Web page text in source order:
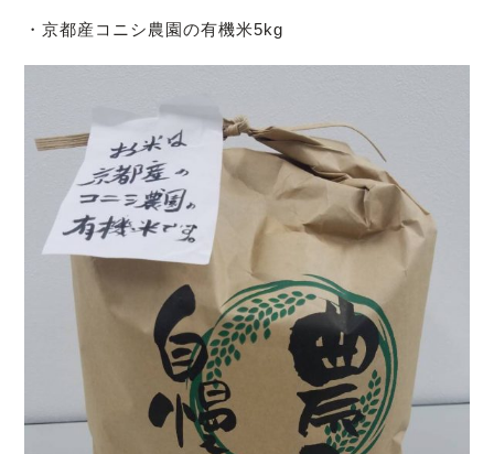
・京都産コニシ農園の有機米5kg